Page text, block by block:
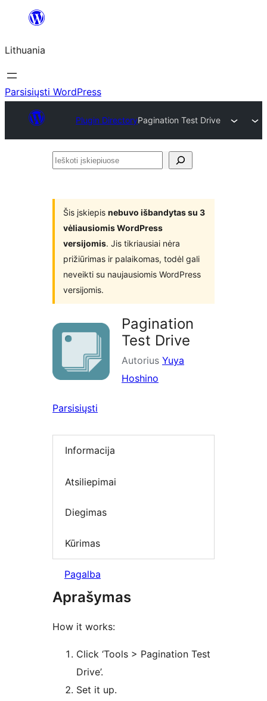
turinio
Lithuania
Parsisiųsti WordPress
Plugin DirectoryPagination Test Drive
Ieškoti
Šis įskiepis nebuvo išbandytas su 3
vėliausiomis WordPress
versijomis. Jis tikriausiai nėra
prižiūrimas ir palaikomas, todėl gali
neveikti su naujausiomis WordPress
versijomis.
Pagination
Test Drive
Autorius Yuya
Hoshino
Parsisiųsti
Informacija
Atsiliepimai
Diegimas
Kūrimas
Pagalba
Aprašymas
How it works:
Click ‘Tools > Pagination Test
Drive’.
Set it up.